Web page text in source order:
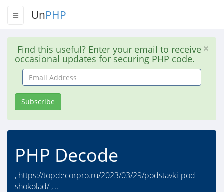
UnPHP
Find this useful? Enter your email to receive
occasional updates for securing PHP code.
Email
Address
Subscribe
PHP Decode
, https://topdecorpro.ru/2023/03/29/podstavki-pod-
shokolad/ , ..